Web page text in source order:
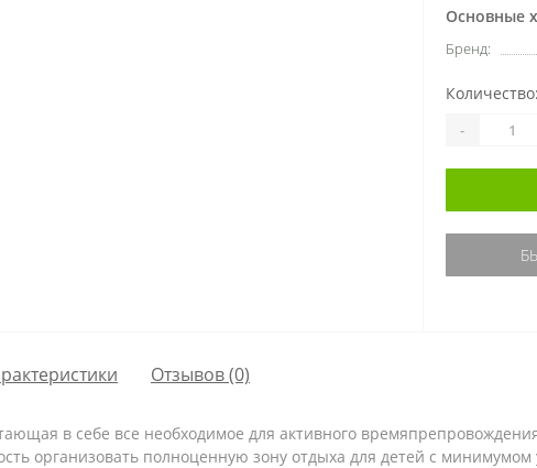
Основные
Бренд:
Количество:
-
Отзывов (0)
в себе все необходимое для активного
организовать полноценную зону отдыха для детей с минимумом